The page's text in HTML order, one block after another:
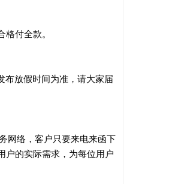
付全款。
布放假时间为准，请大家届
网络，客户只要来电来函下
户的实际需求，为每位用户